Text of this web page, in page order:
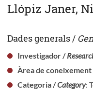
Llópiz Janer,
Dades generals /
Investigador /
Àrea de
Categoria /Category: